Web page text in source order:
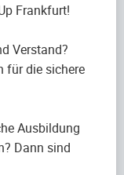
Frankfurt!
Verstand?
für die sichere
Ausbildung
Dann sind